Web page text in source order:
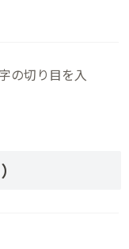
の切り目を入